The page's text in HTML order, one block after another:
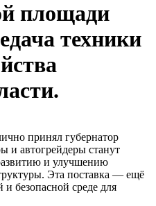
площади
техники
принял губернатор
и автогрейдеры станут
и улучшению
Эта поставка — ещё
безопасной среде для